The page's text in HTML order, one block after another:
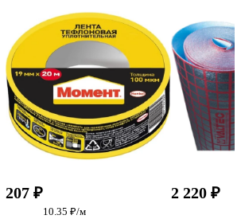
207 ₽
10.35 ₽/м
2 220 ₽